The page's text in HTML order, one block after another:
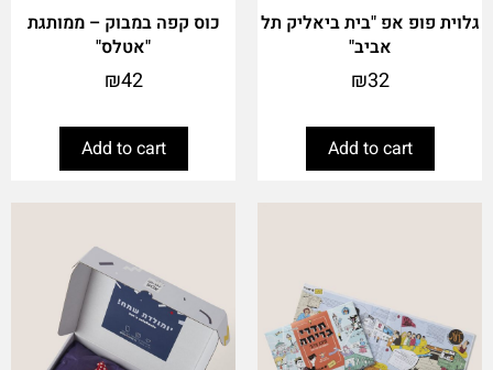
גלוית פופ אפ "בית ביאליק תל
אביב"
₪32
Add to cart
כוס קפה במבוק – ממותגת
"אטלס"
₪42
Add to cart